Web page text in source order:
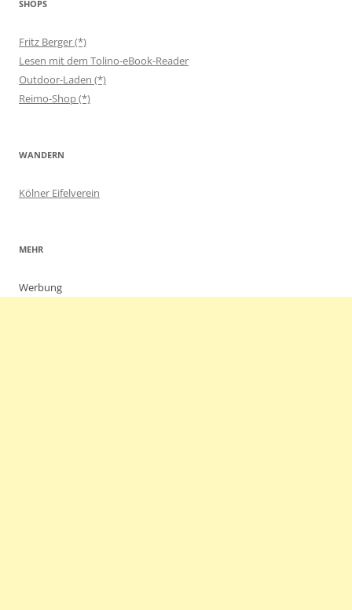
SHOPS
Fritz Berger (*)
Lesen mit dem Tolino-eBook-Reader
Outdoor-Laden (*)
Reimo-Shop (*)
WANDERN
Kölner Eifelverein
MEHR
Werbung